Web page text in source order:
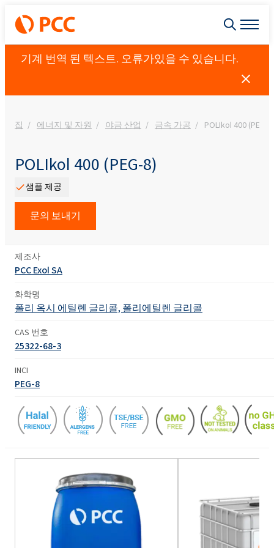
기계 번역 된 텍스트. 오류가있을 수 있습니다.
집 에너지 및 자원 야금 산업 금속 가공 POLIkol 400 (PEG-8)
POLIkol 400 (PEG-8)
샘플 제공
문의 보내기
제조사
PCC Exol SA
화학명
폴리 옥시 에틸렌 글리콜, 폴리에틸렌 글리콜
CAS 번호
25322-68-3
INCI
PEG-8